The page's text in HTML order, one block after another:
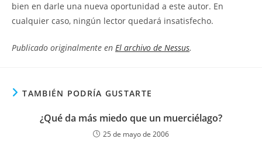
bien en darle una nueva oportunidad a este autor. En
cualquier caso, ningún lector quedará insatisfecho.
Publicado originalmente en El archivo de Nessus.
TAMBIÉN PODRÍA GUSTARTE
¿Qué da más miedo que un muerciélago?
25 de mayo de 2006